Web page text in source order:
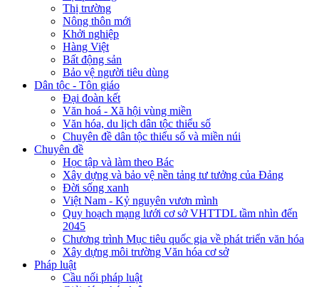
Thị trường
Nông thôn mới
Khởi nghiệp
Hàng Việt
Bất động sản
Bảo vệ người tiêu dùng
Dân tộc - Tôn giáo
Đại đoàn kết
Văn hoá - Xã hội vùng miền
Văn hóa, du lịch dân tộc thiểu số
Chuyên đề dân tộc thiểu số và miền núi
Chuyên đề
Học tập và làm theo Bác
Xây dựng và bảo vệ nền tảng tư tưởng của Đảng
Đời sống xanh
Việt Nam - Kỷ nguyên vươn mình
Quy hoạch mạng lưới cơ sở VHTTDL tầm nhìn đến
2045
Chương trình Mục tiêu quốc gia về phát triển văn hóa
Xây dựng môi trường Văn hóa cơ sở
Pháp luật
Cầu nối pháp luật